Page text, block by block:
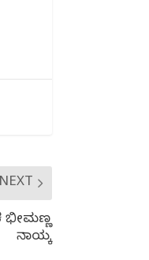
ಭೀಮಣ್ಣ
ನಾಯ್ಕ